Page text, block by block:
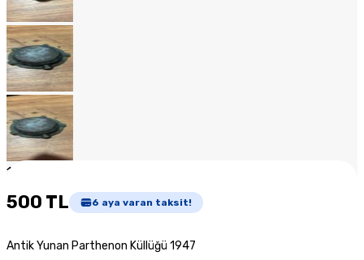
1
500 TL 6 aya varan taksit!
Antik Yunan Parthenon Küllüğü 1947